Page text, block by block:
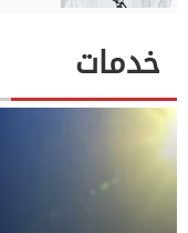
خدمات